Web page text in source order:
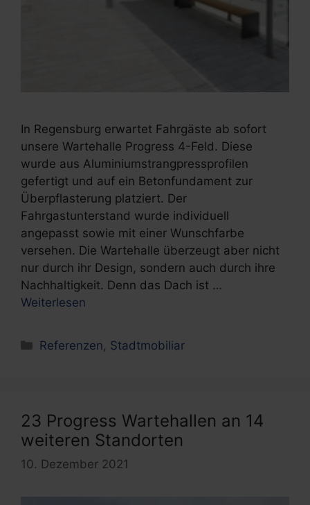
In Regensburg erwartet Fahrgäste ab sofort
unsere Wartehalle Progress 4-Feld. Diese
wurde aus Aluminiumstrangpressprofilen
gefertigt und auf ein Betonfundament zur
Überpflasterung platziert. Der
Fahrgastunterstand wurde individuell
angepasst sowie mit einer Wunschfarbe
versehen. Die Wartehalle überzeugt aber nicht
nur durch ihr Design, sondern auch durch ihre
Nachhaltigkeit. Denn das Dach ist …
Weiterlesen
Kategorien
Referenzen, Stadtmobiliar
23 Progress Wartehallen an 14
weiteren Standorten
10. Dezember 2021